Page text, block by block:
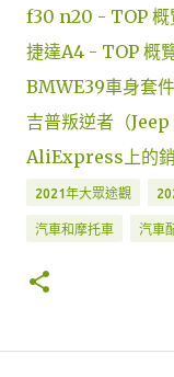
f30 n20 - TOP
捷達A4 - TOP 概
BMWE39車身套
吉普叛逆者（
AliExpress上的
2021年大眾途觀
汽車和摩托車 汽車